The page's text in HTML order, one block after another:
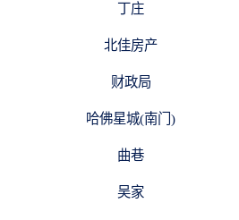
丁庄
北佳房产
财政局
哈佛星城(南门)
曲巷
吴家